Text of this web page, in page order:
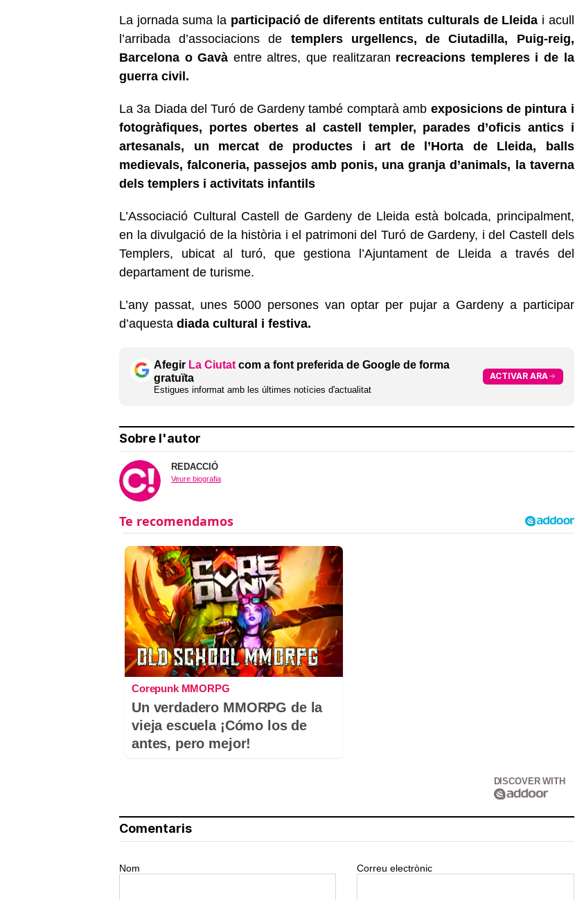
La jornada suma la participació de diferents entitats culturals de Lleida i acull
l’arribada d’associacions de templers urgellencs, de Ciutadilla, Puig-reig,
Barcelona o Gavà entre altres, que realitzaran recreacions templeres i de la
guerra civil.
La 3a Diada del Turó de Gardeny també comptarà amb exposicions de pintura i
fotogràfiques, portes obertes al castell templer, parades d’oficis antics i
artesanals, un mercat de productes i art de l’Horta de Lleida, balls
medievals, falconeria, passejos amb ponis, una granja d’animals, la taverna
dels templers i activitats infantils
L’Associació Cultural Castell de Gardeny de Lleida està bolcada, principalment,
en la divulgació de la història i el patrimoni del Turó de Gardeny, i del Castell dels
Templers, ubicat al turó, que gestiona l’Ajuntament de Lleida a través del
departament de turisme.
L’any passat, unes 5000 persones van optar per pujar a Gardeny a participar
d’aquesta diada cultural i festiva.
Afegir La Ciutat com a font preferida de Google de forma
gratuïta
Estigues informat amb les últimes notícies d'actualitat
ACTIVAR ARA
Sobre l'autor
REDACCIÓ
Veure biografia
Corepunk MMORPG
Un verdadero MMORPG de la
vieja escuela ¡Cómo los de
antes, pero mejor!
DISCOVER WITH
Comentaris
Nom Correu electrònic